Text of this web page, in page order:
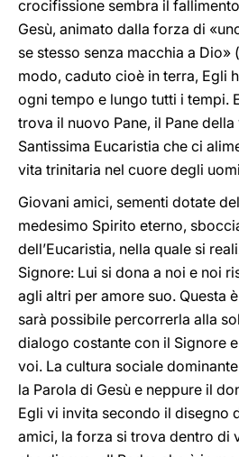
crocifissione sembra il
Gesù, animato dalla forza di
se stesso senza macchia a Dio» (
modo, caduto cioè in terra, Egli
ogni tempo e lungo tutti i tempi.
trova il nuovo Pane, il Pane
Santissima Eucaristia che ci
vita trinitaria nel cuore degli
Giovani amici, sementi dotate
medesimo Spirito eterno,
dell’Eucaristia, nella quale si
Signore: Lui si dona a noi e noi
agli altri per amore suo. Questa
sarà possibile percorrerla alla
dialogo costante con il Signore
voi. La cultura sociale
la Parola di Gesù e neppure il
Egli vi invita secondo il disegno
amici, la forza si trova dentro di